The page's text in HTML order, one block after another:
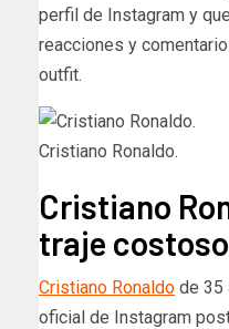
perfil de Instagram y
reacciones y
outfit.
Cristiano Ronaldo.
Cristiano
traje costoso
Cristiano Ronaldo de 35
oficial de Instagram